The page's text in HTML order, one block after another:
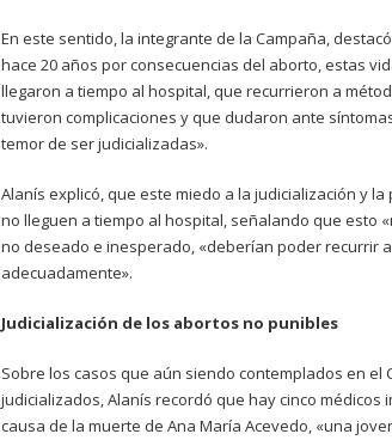
En este sentido, la integrante de la Campaña,
hace 20 años por consecuencias del aborto, estas
llegaron a tiempo al hospital, que recurrieron a
tuvieron complicaciones y que dudaron ante
temor de ser judicializadas».
Alanís explicó, que este miedo a la judicialización y
no lleguen a tiempo al hospital, señalando que esto
no deseado e inesperado, «deberían poder recurrir
adecuadamente».
Judicialización de los abortos no punibles
Sobre los casos que aún siendo contemplados en el
judicializados, Alanís recordó que hay cinco médicos
causa de la muerte de Ana María Acevedo, «una